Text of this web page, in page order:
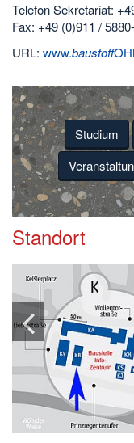
Telefon Sekretariat:
Fax: +49 (0)911 /
URL: www.baustoff
Studium
Standort